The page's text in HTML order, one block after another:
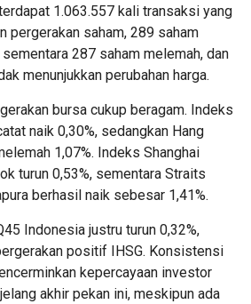
1.063.557 kali transaksi yang
pergerakan saham, 289 saham
287 saham melemah, dan
menunjukkan perubahan harga.
bursa cukup beragam. Indeks
naik 0,30%, sedangkan Hang
1,07%. Indeks Shanghai
turun 0,53%, sementara Straits
berhasil naik sebesar 1,41%.
Indonesia justru turun 0,32%,
positif IHSG. Konsistensi
kepercayaan investor
akhir pekan ini, meskipun ada